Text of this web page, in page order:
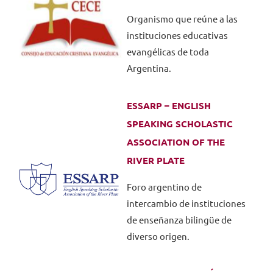
Organismo que reúne a las
instituciones educativas
evangélicas de toda
Argentina.
ESSARP – ENGLISH
SPEAKING SCHOLASTIC
ASSOCIATION OF THE
RIVER PLATE
Foro argentino de
intercambio de instituciones
de enseñanza bilingüe de
diverso origen.